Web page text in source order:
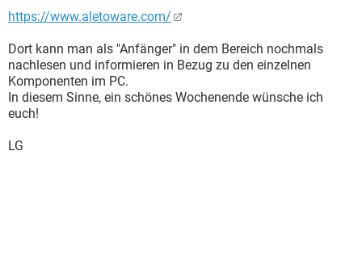
https://www.aletoware.com/
Dort kann man als "Anfänger" in dem Bereich nochmals
nachlesen und informieren in Bezug zu den einzelnen
Komponenten im PC.
In diesem Sinne, ein schönes Wochenende wünsche ich
euch!
LG